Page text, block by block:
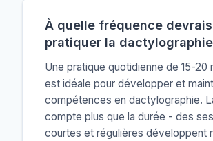
À quelle fréquence
pratiquer la
Une pratique quotidienne de 15-20
est idéale pour développer et
compétences en dactylographie.
compte plus que la durée - des
courtes et régulières développent